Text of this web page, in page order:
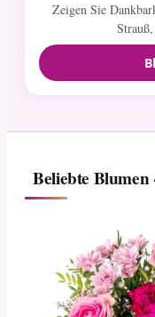
Zeigen Sie
Beliebte Blumen